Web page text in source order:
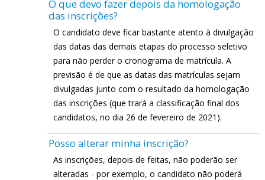
O que devo fazer depois da homologação
das inscrições?
O candidato deve ficar bastante atento à divulgação
das datas das demais etapas do processo seletivo
para não perder o cronograma de matrícula. A
previsão é de que as datas das matrículas sejam
divulgadas junto com o resultado da homologação
das inscrições (que trará a classificação final dos
candidatos, no dia 26 de fevereiro de 2021).
Posso alterar minha inscrição?
As inscrições, depois de feitas, não poderão ser
alteradas - por exemplo, o candidato não poderá